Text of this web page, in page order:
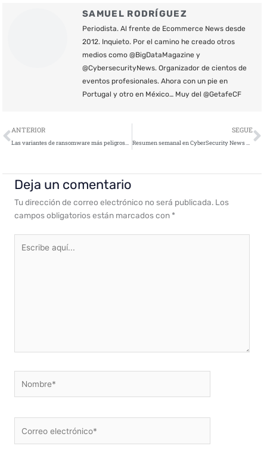
SAMUEL RODRÍGUEZ
Periodista. Al frente de Ecommerce News desde
2012. Inquieto. Por el camino he creado otros
medios como @BigDataMagazine y
@CybersecurityNews. Organizador de cientos de
eventos profesionales. Ahora con un pie en
Portugal y otro en México… Muy del @GetafeCF
Ant
ANTERIOR
Las variantes de ransomware más peligrosas según un estudio
SEGUE
Resumen semanal en CyberSecurity News – 03 de septiembre de 2021
Deja un comentario
Tu dirección de correo electrónico no será publicada. Los
campos obligatorios están marcados con *
aquí...
electrónico*